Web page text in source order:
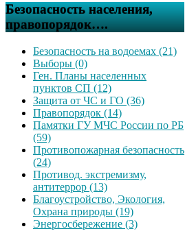
Безопасность населения,
правопорядок….
Безопасность на водоемах (21)
Выборы (0)
Ген. Планы населенных
пунктов СП (12)
Защита от ЧС и ГО (36)
Правопорядок (14)
Памятки ГУ МЧС России по РБ
(59)
Противопожарная безопасность
(24)
Противод. экстремизму,
антитеррор (13)
Благоустройство, Экология,
Охрана природы (19)
Энергосбережение (3)